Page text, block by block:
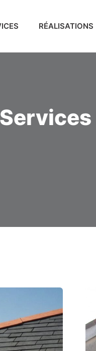
RÉALISATIONS